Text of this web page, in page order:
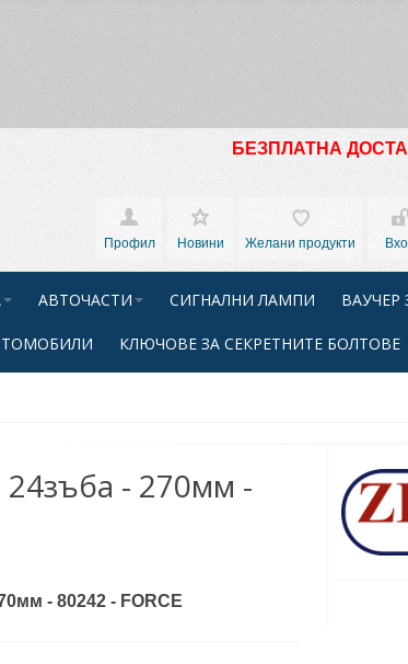
БЕЗПЛАТНА
Профил
Новини Желани продукти
АВТОЧАСТИ СИГНАЛНИ ЛАМПИ ВАУЧЕР
КЛЮЧОВЕ ЗА СЕКРЕТНИТЕ БОЛТОВЕ
- 270мм -
- 80242 - FORCE